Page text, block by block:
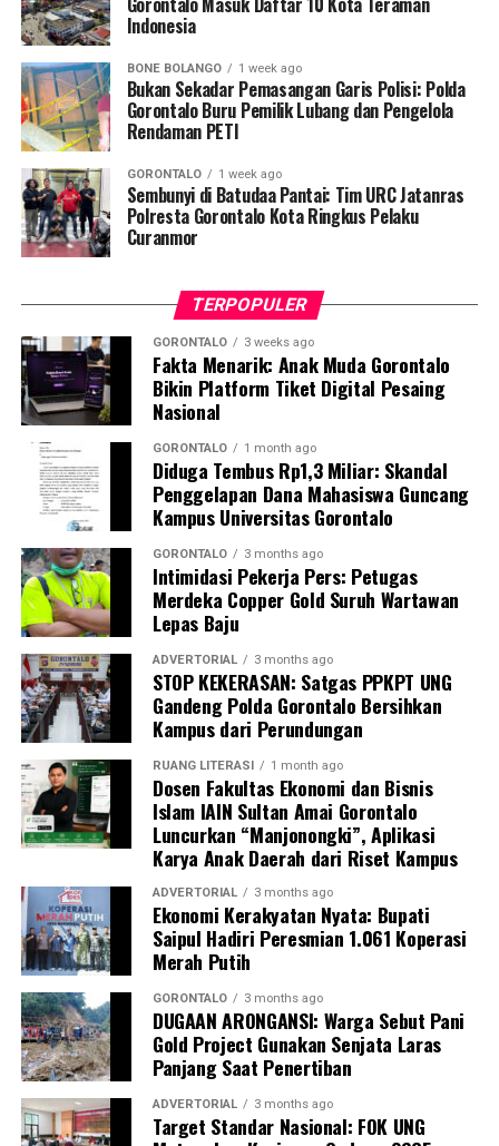
penularan, pengenalan gejala awal, pentingnya
hingga tuntas, serta pengikisan stigma negatif terhadap
penyintas TBC di lingkungan warga.
“Literasi kesehatan warga adalah fondasi utama dalam
memutus rantai penularan TBC. Kami berupaya
menyampaikan edukasi yang persuasif dan mudah
dipahami agar warga tidak ragu melakukan pemeriksaan
apabila mengalami gejala batuk berkepanjangan,”
Selain skrining TBC, mahasiswa turut mendampingi
nakes Puskesmas Talaga Jaya dalam memberikan
pelayanan Cek Kesehatan Gratis (CKG), meliputi
pengukuran tekanan darah, cek kadar gula darah, dan
penapisan faktor risiko penyakit tidak menular (PTM)
sebagai upaya promotif-preventif.
Perwakilan DPL KKN-PK, Dr. dr. Vivien Novarina A.
Kasim, M.Kes., menegaskan bahwa keterlibatan
mahasiswa merupakan bentuk perwujudan Tri Dharma
Perguruan Tinggi dalam mengawal transformasi
layanan kesehatan primer.
“Kehadiran mahasiswa mempercepat jangkauan skema
active case findingTBC yang dicanangkan pemerintah.
Sinergi multisektor antara perguruan tinggi, dinas
kesehatan, puskesmas, dan pemerintah desa seperti
inilah yang menjadi kunci sukses pembentukan
masyarakat sadar sehat,” jelas Dr. Vivien.
Masyarakat Desa Luwoo menyambut antusias agenda
terpadu ini. Ratusan warga memanfaatkan layanan
pemeriksaan kesehatan gratis sekaligus berkonsultasi
mengenai pola hidup bersih dan sehat (PHBS)
pencegahan tuberkulosis.
Indonesia
BONE BOLANGO 1 week ago
Bukan Sekadar Pemasangan Garis Polisi: Polda
Gorontalo Buru Pemilik Lubang dan Pengelola
Rendaman PETI
GORONTALO 1 week ago
Sembunyi di Batudaa Pantai: Tim URC Jatanras
Polresta Gorontalo Kota Ringkus Pelaku
Curanmor
TERPOPULER
GORONTALO 3 weeks ago
Fakta Menarik: Anak Muda Gorontalo
Bikin Platform Tiket Digital Pesaing
Nasional
GORONTALO 1 month ago
Diduga Tembus Rp1,3 Miliar: Skandal
Penggelapan Dana Mahasiswa Guncang
Kampus Universitas Gorontalo
GORONTALO 3 months ago
Intimidasi Pekerja Pers: Petugas
Merdeka Copper Gold Suruh Wartawan
Lepas Baju
ADVERTORIAL 3 months ago
STOP KEKERASAN: Satgas PPKPT UNG
Gandeng Polda Gorontalo Bersihkan
Kampus dari Perundungan
RUANG LITERASI 1 month ago
Dosen Fakultas Ekonomi dan Bisnis
Islam IAIN Sultan Amai Gorontalo
Luncurkan “Manjonongki”, Aplikasi
Karya Anak Daerah dari Riset Kampus
ADVERTORIAL 3 months ago
Ekonomi Kerakyatan Nyata: Bupati
Saipul Hadiri Peresmian 1.061 Koperasi
Merah Putih
GORONTALO 3 months ago
DUGAAN ARONGANSI: Warga Sebut Pani
Gold Project Gunakan Senjata Laras
Panjang Saat Penertiban
ADVERTORIAL 3 months ago
Target Standar Nasional: FOK UNG